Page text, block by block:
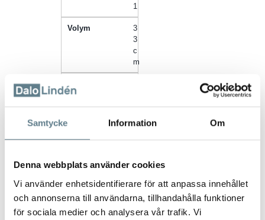
Samtycke Information Om
Denna webbplats använder cookies
Vi använder enhetsidentifierare för att anpassa innehållet
och annonserna till användarna, tillhandahålla funktioner
för sociala medier och analysera vår trafik. Vi
1
3
3
c
m
,
m
m
1
c
m